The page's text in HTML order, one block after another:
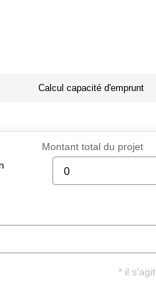
Calcul capacité d'emprunt